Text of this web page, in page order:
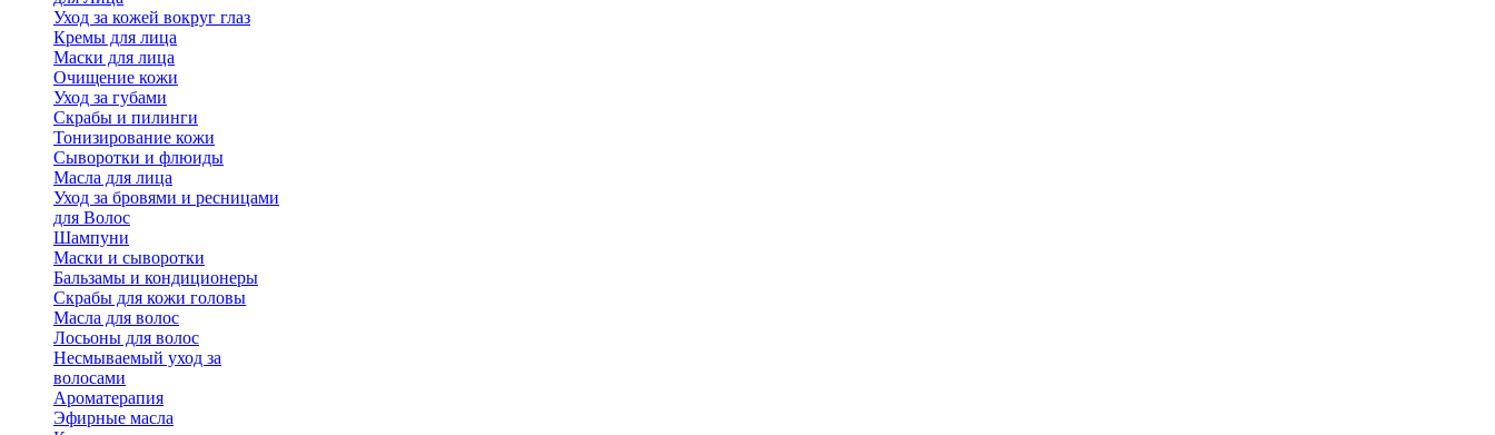
Уход за кожей вокруг глаз
Кремы для лица
Маски для лица
Очищение кожи
Уход за губами
Скрабы и пилинги
Тонизирование кожи
Сыворотки и флюиды
Масла для лица
Уход за бровями и ресницами
для Волос
Шампуни
Маски и сыворотки
Бальзамы и кондиционеры
Скрабы для кожи головы
Масла для волос
Лосьоны для волос
Несмываемый уход за
волосами
Ароматерапия
Эфирные масла